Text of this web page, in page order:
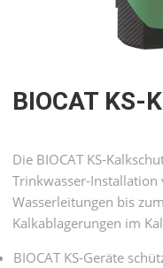
BIOCAT KS-
Die BIOCAT KS-
Trinkwasser-Installation
Wasserleitungen bis
Kalkablagerungen im
BIOCAT KS-Geräte